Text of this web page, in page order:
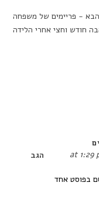
- פריימים של משפחה
חודש וחצי אחרי הלידה
הגב
בפוסט אחד